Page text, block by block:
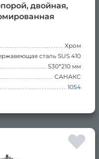
двойная,
Хром
сталь SUS 410
530*210 мм
САНАКС
1054